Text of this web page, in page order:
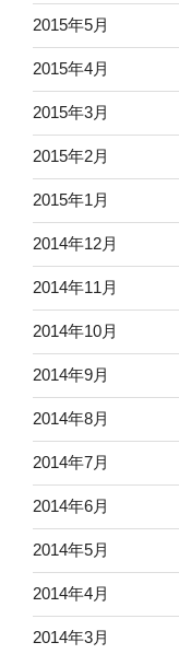
2015年5月
2015年4月
2015年3月
2015年2月
2015年1月
2014年12月
2014年11月
2014年10月
2014年9月
2014年8月
2014年7月
2014年6月
2014年5月
2014年4月
2014年3月